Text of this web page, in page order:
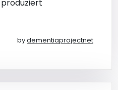
bydementiaprojectnet